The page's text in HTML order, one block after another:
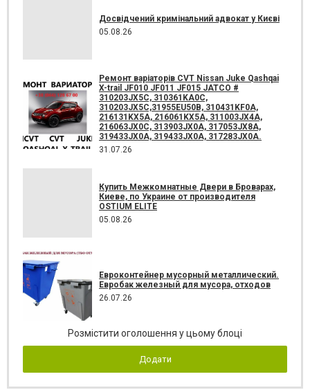
Досвідчений кримінальний адвокат у Києві
05.08.26
Ремонт варіаторів CVT Nissan Juke Qashqai
X-trail JF010 JF011 JF015 JATCO #
310203JX5C, 310361KA0C,
310203JX5C,31955EU50B, 310431KF0A,
216131KX5A, 216061KX5A, 311003JX4A,
216063JX0C, 313903JX0A, 317053JX8A,
319433JX0A, 319433JX0A, 317283JX0A.
31.07.26
Купить Межкомнатные Двери в Броварах,
Киеве, по Украине от производителя
OSTIUM ELITE
05.08.26
Евроконтейнер мусорный металлический.
Евробак железный для мусора, отходов
26.07.26
Розмістити оголошення у цьому блоці
Додати